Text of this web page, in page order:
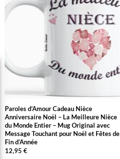
D’ENVIES
Paroles d’Amour Cadeau Nièce
Anniversaire Noël – La Meilleure Nièce
du Monde Entier – Mug Original avec
Message Touchant pour Noël et Fêtes de
Fin d’Année
12,95 €